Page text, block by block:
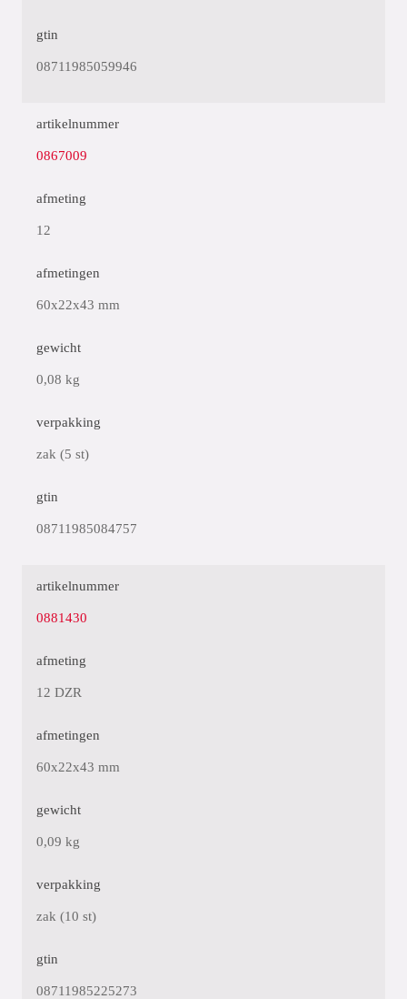
gtin
08711985059946
artikelnummer
0867009
afmeting
12
afmetingen
60x22x43 mm
gewicht
0,08 kg
verpakking
zak (5 st)
gtin
08711985084757
artikelnummer
0881430
afmeting
12 DZR
afmetingen
60x22x43 mm
gewicht
0,09 kg
verpakking
zak (10 st)
gtin
08711985225273